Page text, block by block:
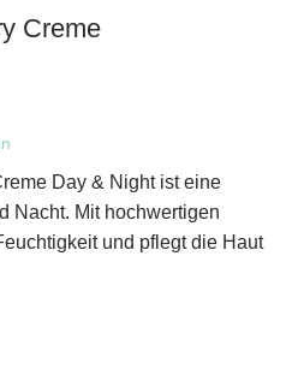
Creme
Day & Night ist eine
Nacht. Mit hochwertigen
und pflegt die Haut